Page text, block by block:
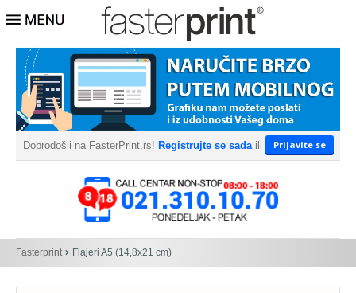
Dobrodošli na FasterPrint.rs! Registrujte se sadaili Prijavite se
Fasterprint Flajeri A5 (14,8x21 cm)